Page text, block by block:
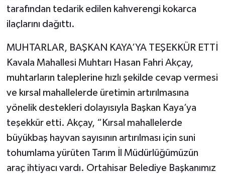
tarafından tedarik edilen kahverengi kokarca
ilaçlarını dağıttı.
MUHTARLAR, BAŞKAN KAYA’YA TEŞEKKÜR ETTİ
Kavala Mahallesi Muhtarı Hasan Fahri Akçay,
muhtarların taleplerine hızlı şekilde cevap vermesi
ve kırsal mahallelerde üretimin artırılmasına
yönelik destekleri dolayısıyla Başkan Kaya’ya
teşekkür etti. Akçay, “Kırsal mahallelerde
büyükbaş hayvan sayısının artırılması için suni
tohumlama yürüten Tarım İl Müdürlüğümüzün
araç ihtiyacı vardı. Ortahisar Belediye Başkanımız